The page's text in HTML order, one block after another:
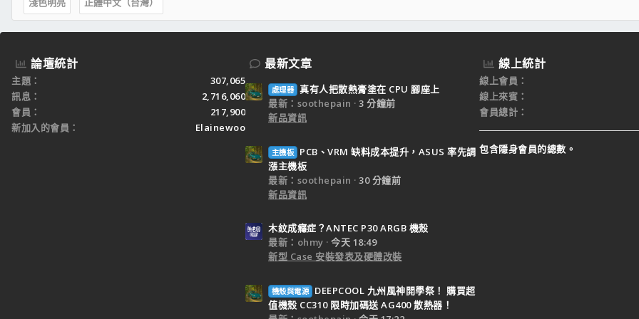
論壇統計
主題
307,065
訊息
2,716,060
會員
217,900
新加入的會員
Elainewoo
最新文章
處理器 真有人把散熱膏塗在 CPU 腳座上
最新：soothepain
3 分鐘前
新品資訊
主機板
PCB、VRM 缺料成本提升，ASUS 率先調
漲主機板
最新：soothepain
30 分鐘前
新品資訊
木紋成癮症？ANTEC P30 ARGB 機殼
最新：ohmy
今天 18:49
新型 Case 安裝發表及硬體改裝
機殼與電源
DEEPCOOL 九州風神開學祭！ 購買超
值機殼 CC310 限時加碼送 AG400 散熱器！
線上統計
線上會員
線上來賓
會員總計
包含隱身會員的總數。